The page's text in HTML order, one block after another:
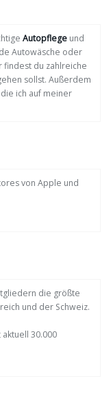
Autopflege und
Autowäsche oder
findest du zahlreiche
sollst. Außerdem
ich auf meiner
von Apple und
die größte
und der Schweiz.
30.000